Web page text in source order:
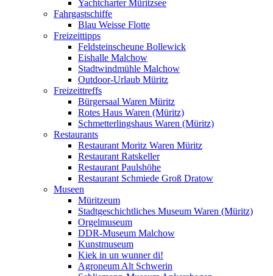
Yachtcharter Müritzsee
Fahrgastschiffe
Blau Weisse Flotte
Freizeittipps
Feldsteinscheune Bollewick
Eishalle Malchow
Stadtwindmühle Malchow
Outdoor-Urlaub Müritz
Freizeittreffs
Bürgersaal Waren Müritz
Rotes Haus Waren (Müritz)
Schmetterlingshaus Waren (Müritz)
Restaurants
Restaurant Moritz Waren Müritz
Restaurant Ratskeller
Restaurant Paulshöhe
Restaurant Schmiede Groß Dratow
Museen
Müritzeum
Stadtgeschichtliches Museum Waren (Müritz)
Orgelmuseum
DDR-Museum Malchow
Kunstmuseum
Kiek in un wunner di!
Agroneum Alt Schwerin